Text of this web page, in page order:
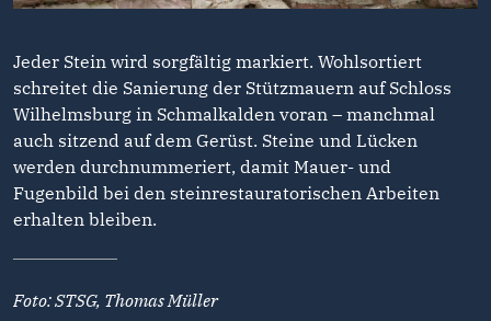
Jeder Stein wird sorgfältig markiert. Wohlsortiert
schreitet die Sanierung der Stützmauern auf Schloss
Wilhelmsburg in Schmalkalden voran – manchmal
auch sitzend auf dem Gerüst. Steine und Lücken
werden durchnummeriert, damit Mauer- und
Fugenbild bei den steinrestauratorischen Arbeiten
erhalten bleiben.
Foto: STSG, Thomas Müller